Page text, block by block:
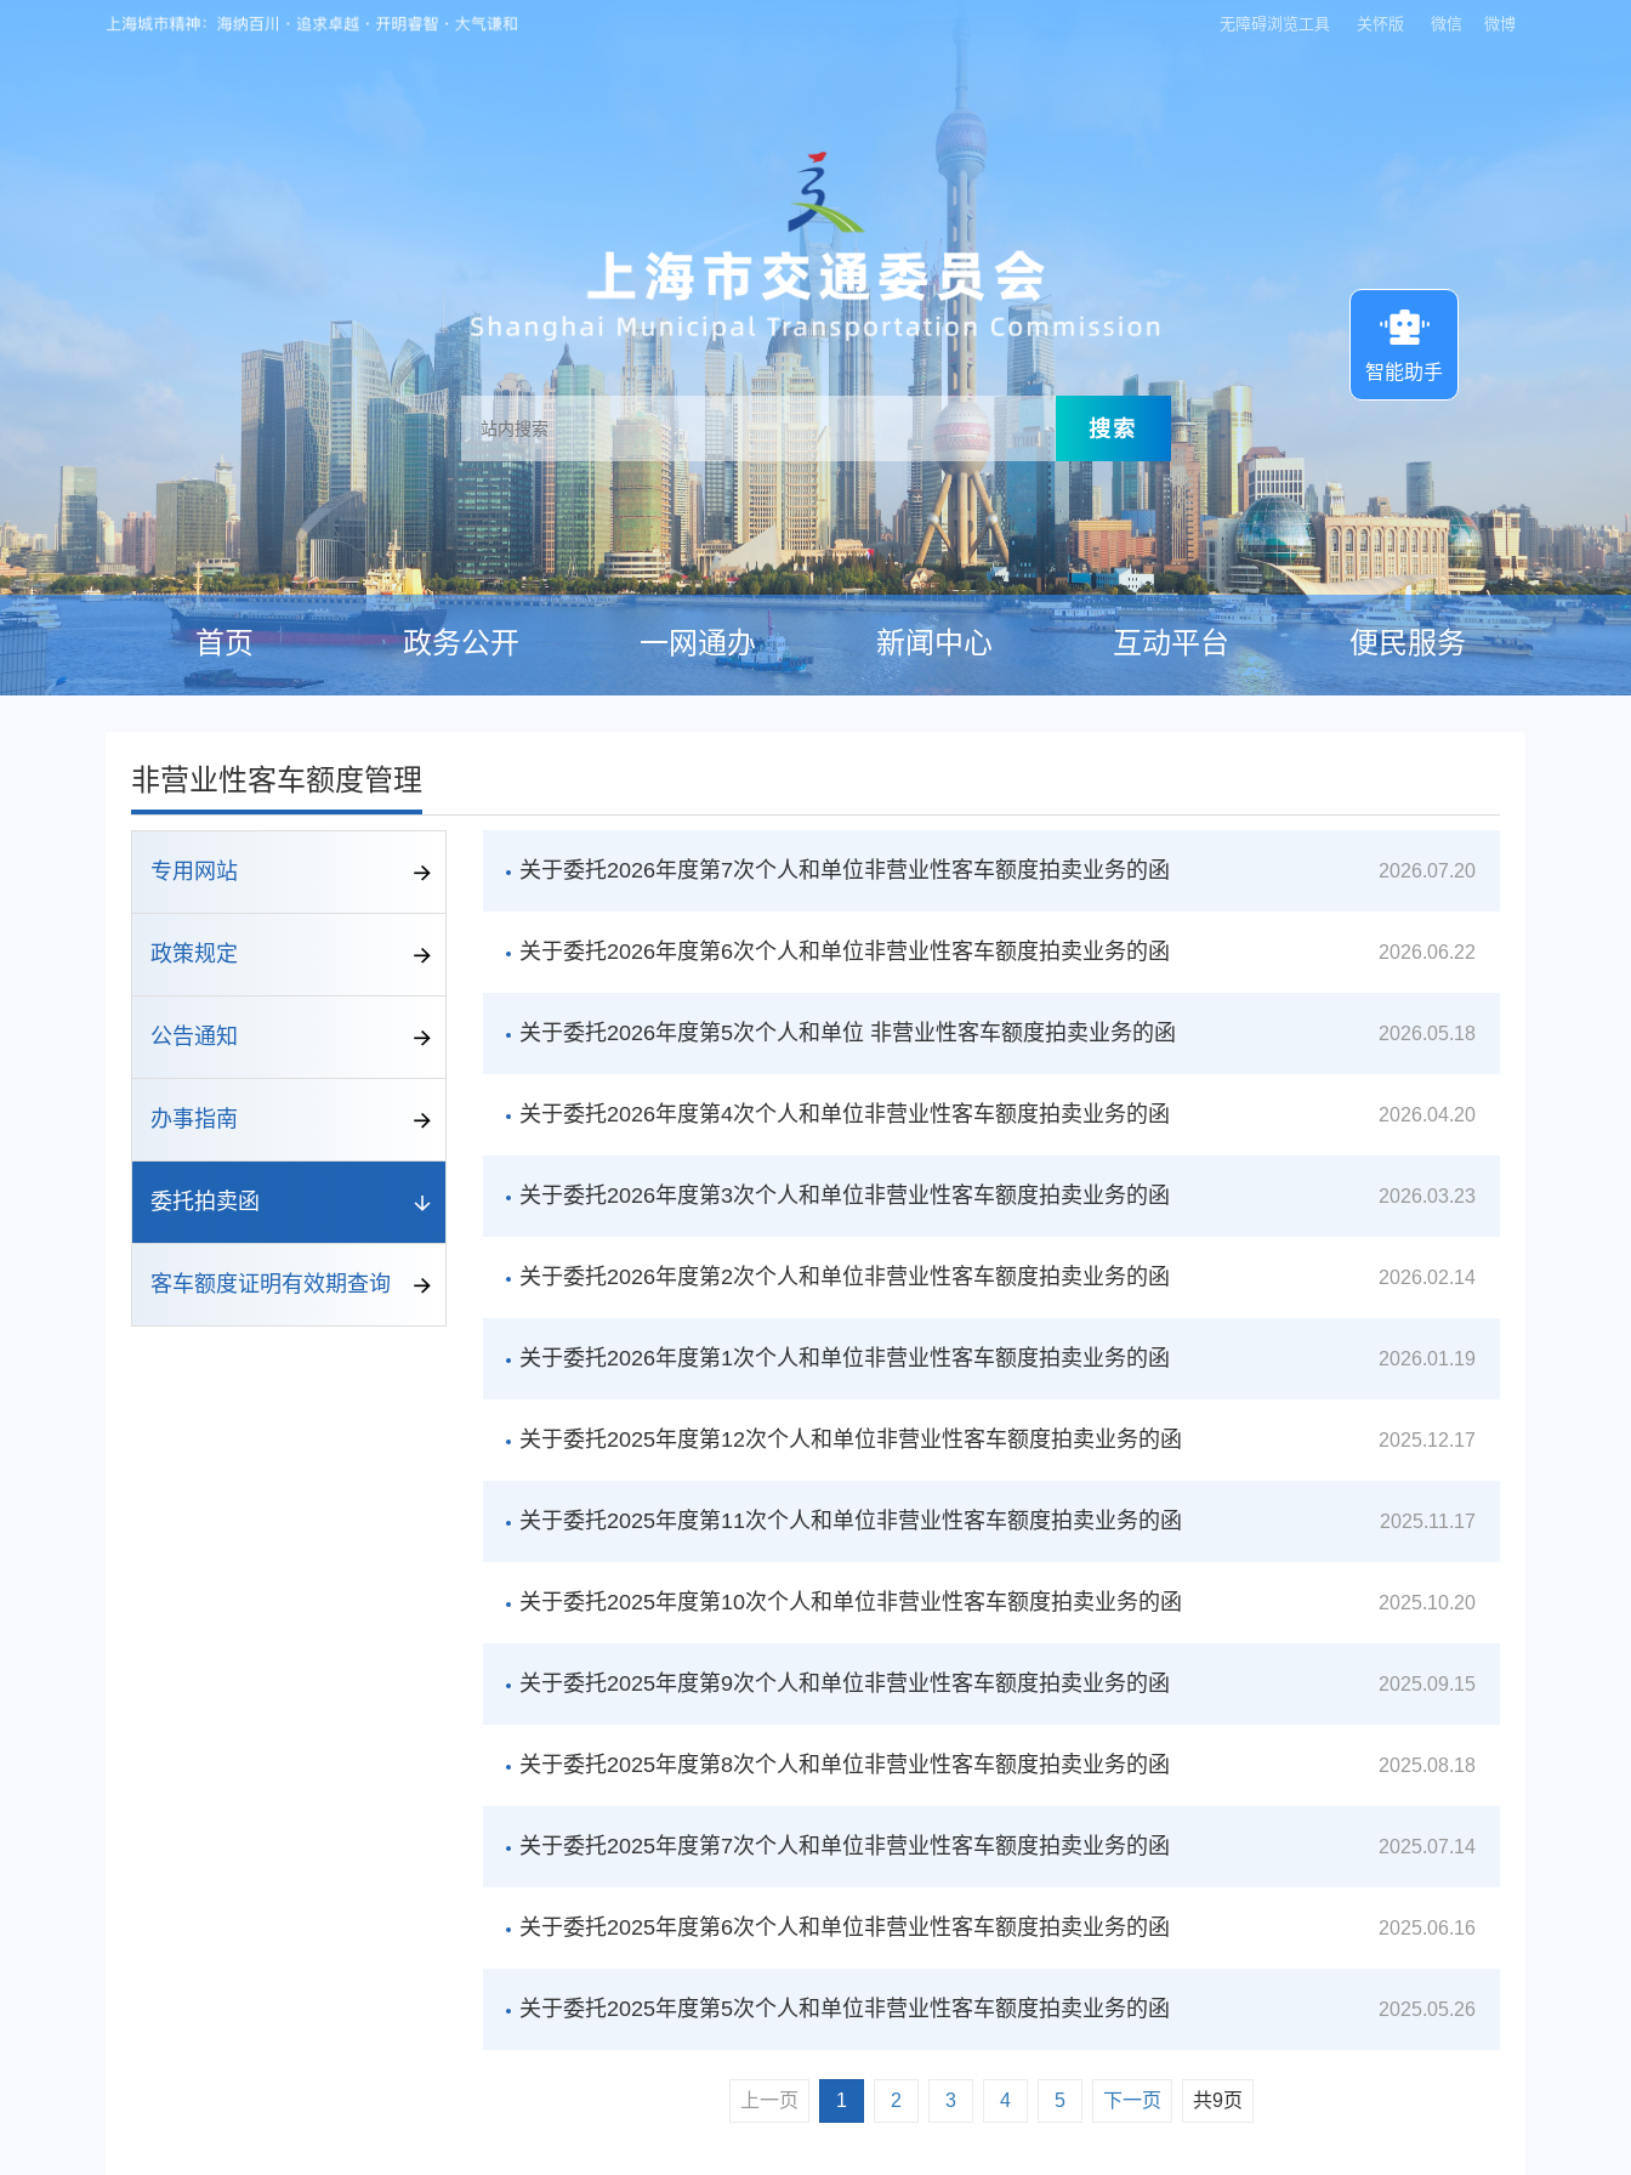
无障碍操作说明 跳转到网站导航区 跳转到主要内容区域
无障碍浏览工具 关怀版 微信 微博
搜索
智能助手
首页 政务公开 一网通办 新闻中心 互动平台 便民服务
非营业性客车额度管理
专用网站
政策规定
公告通知
办事指南
委托拍卖函
客车额度证明有效期查询
关于委托2026年度第7次个人和单位非营业性客车额度拍卖业务的函 2026.07.20
关于委托2026年度第6次个人和单位非营业性客车额度拍卖业务的函 2026.06.22
关于委托2026年度第5次个人和单位 非营业性客车额度拍卖业务的函 2026.05.18
关于委托2026年度第4次个人和单位非营业性客车额度拍卖业务的函 2026.04.20
关于委托2026年度第3次个人和单位非营业性客车额度拍卖业务的函 2026.03.23
关于委托2026年度第2次个人和单位非营业性客车额度拍卖业务的函 2026.02.14
关于委托2026年度第1次个人和单位非营业性客车额度拍卖业务的函 2026.01.19
关于委托2025年度第12次个人和单位非营业性客车额度拍卖业务的函 2025.12.17
关于委托2025年度第11次个人和单位非营业性客车额度拍卖业务的函 2025.11.17
关于委托2025年度第10次个人和单位非营业性客车额度拍卖业务的函 2025.10.20
关于委托2025年度第9次个人和单位非营业性客车额度拍卖业务的函 2025.09.15
关于委托2025年度第8次个人和单位非营业性客车额度拍卖业务的函 2025.08.18
关于委托2025年度第7次个人和单位非营业性客车额度拍卖业务的函 2025.07.14
关于委托2025年度第6次个人和单位非营业性客车额度拍卖业务的函 2025.06.16
关于委托2025年度第5次个人和单位非营业性客车额度拍卖业务的函 2025.05.26
上一页 1 2 3 4 5 下一页 共9页